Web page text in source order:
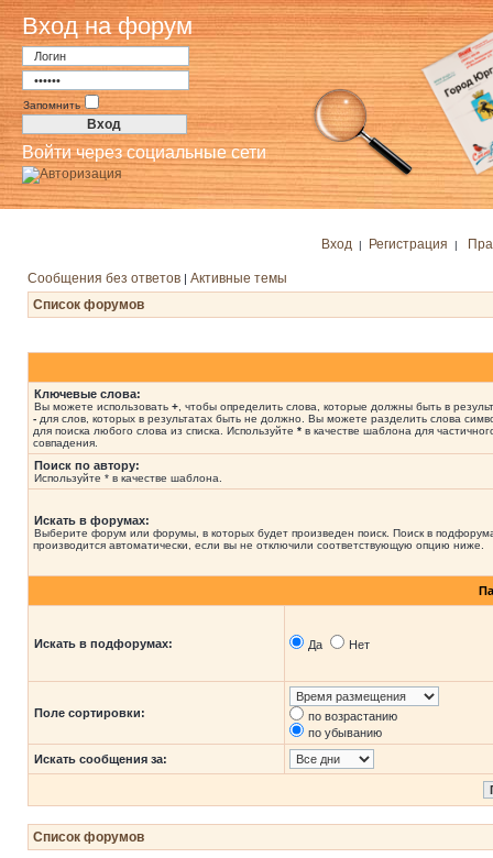
Вход на форум
Запомнить
Войти через социальные сети
Вход | Регистрация |
Сообщения без ответов | Активные темы
Список форумов
Ключевые слова:
Вы можете использовать + , чтобы определить слова, которые должны быть в
- для слов, которых в результатах быть не должно. Вы можете разделить слова
для поиска любого слова из списка. Используйте * в качестве шаблона для
совпадения.
Поиск по автору:
Используйте * в качестве шаблона.
Искать в форумах:
Выберите форум или форумы, в которых будет произведен поиск. Поиск в
производится автоматически, если вы не отключили соответствующую опцию ниже.
Искать в подфорумах: Да Нет
Поле сортировки:
по возрастанию
по убыванию
Искать сообщения за:
Список форумов